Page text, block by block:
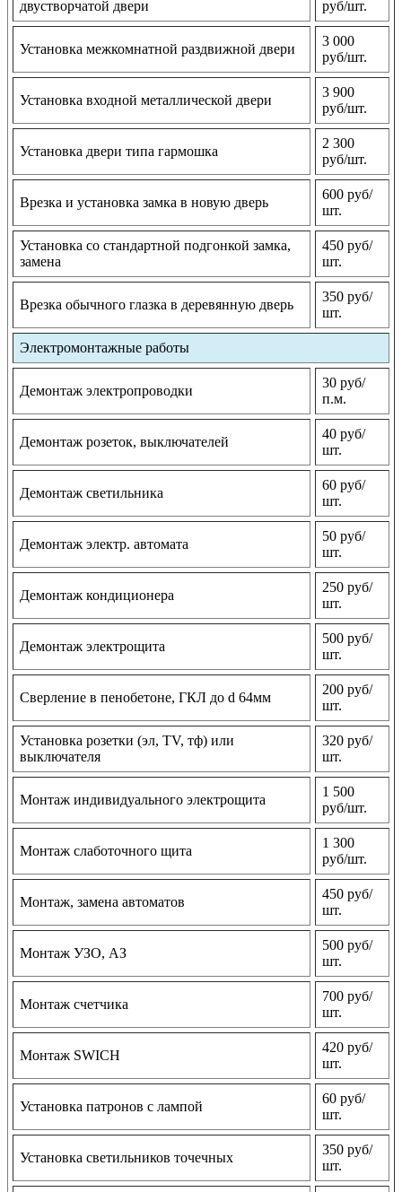
двустворчатой двери руб/шт.
Установка межкомнатной раздвижной двери
3 000
руб/шт.
Установка входной металлической двери
3 900
руб/шт.
Установка двери типа гармошка
2 300
руб/шт.
Врезка и установка замка в новую дверь
600 руб/
шт.
Установка со стандартной подгонкой замка,
замена
450 руб/
шт.
Врезка обычного глазка в деревянную дверь
350 руб/
шт.
Электромонтажные работы
Демонтаж электропроводки
30 руб/
п.м.
Демонтаж розеток, выключателей
40 руб/
шт.
Демонтаж светильника
60 руб/
шт.
Демонтаж электр. автомата
50 руб/
шт.
Демонтаж кондиционера
250 руб/
шт.
Демонтаж электрощита
500 руб/
шт.
Сверление в пенобетоне, ГКЛ до d 64мм
200 руб/
шт.
Установка розетки (эл, TV, тф) или
выключателя
320 руб/
шт.
Монтаж индивидуального электрощита
1 500
руб/шт.
Монтаж слаботочного щита
1 300
руб/шт.
Монтаж, замена автоматов
450 руб/
шт.
Монтаж УЗО, АЗ
500 руб/
шт.
Монтаж счетчика
700 руб/
шт.
Монтаж SWICH
420 руб/
шт.
Установка патронов с лампой
60 руб/
шт.
Установка светильников точечных
350 руб/
шт.